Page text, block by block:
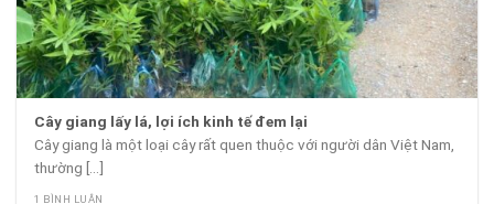
Cây giang lấy lá, lợi ích kinh tế đem lại
Cây giang là một loại cây rất quen thuộc với người dân Việt Nam,
thường [...]
1 BÌNH LUẬN